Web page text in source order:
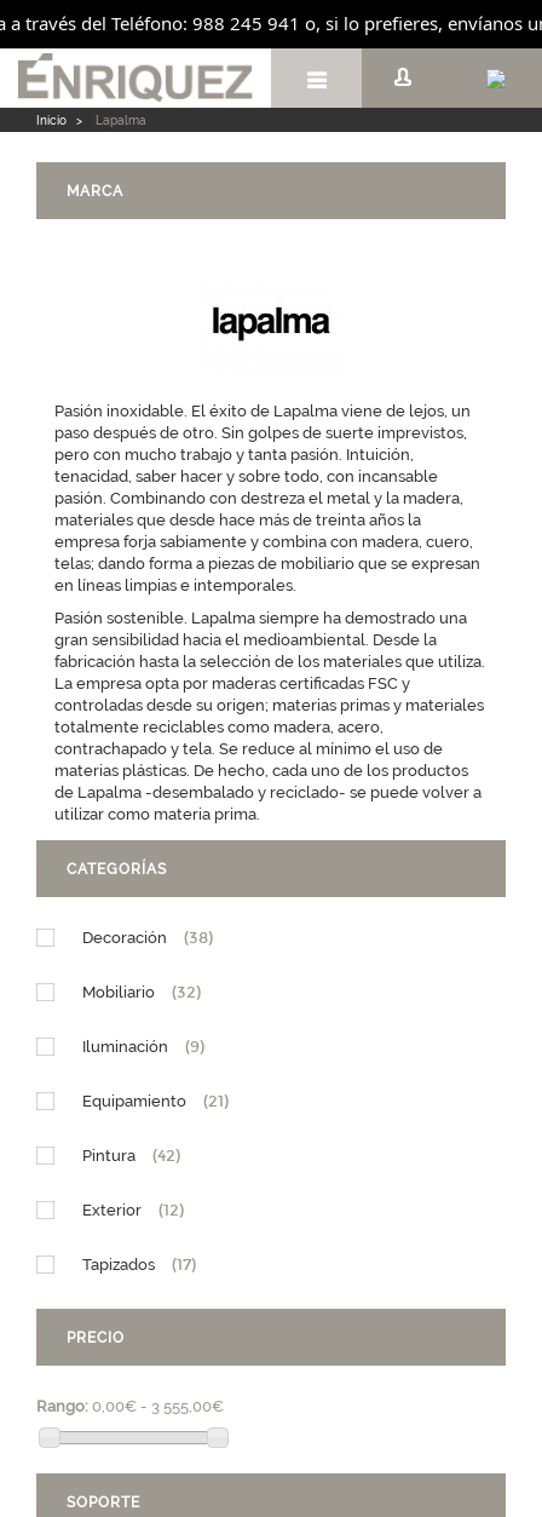
través del Teléfono: 988 245 941 o, si lo prefieres, envíanos

Inicio > Lapalma
MARCA
Pasión inoxidable. El éxito de Lapalma viene de lejos, un
paso después de otro. Sin golpes de suerte imprevistos,
pero con mucho trabajo y tanta pasión. Intuición,
tenacidad, saber hacer y sobre todo, con incansable
pasión. Combinando con destreza el metal y la madera,
materiales que desde hace más de treinta años la
empresa forja sabiamente y combina con madera, cuero,
telas; dando forma a piezas de mobiliario que se expresan
en líneas limpias e intemporales.
Pasión sostenible. Lapalma siempre ha demostrado una
gran sensibilidad hacia el medioambiental. Desde la
fabricación hasta la selección de los materiales que utiliza.
La empresa opta por maderas certificadas FSC y
controladas desde su origen; materias primas y materiales
totalmente reciclables como madera, acero,
contrachapado y tela. Se reduce al mínimo el uso de
materias plásticas. De hecho, cada uno de los productos
de Lapalma -desembalado y reciclado- se puede volver a
utilizar como materia prima.
CATEGORÍAS
Decoración (38)
Mobiliario (32)
Iluminación (9)
Equipamiento (21)
Pintura (42)
Exterior (12)
Tapizados (17)
PRECIO
Rango: 0,00€ - 3 555,00€
SOPORTE